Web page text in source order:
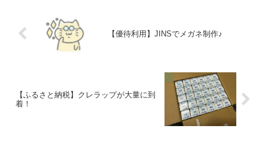
【優待利用】JINSでメガネ制作♪
【ふるさと納税】クレラップが大量に到
着！